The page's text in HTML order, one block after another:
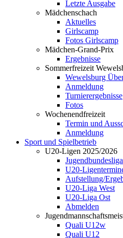
Letzte Ausgabe
Mädchenschach
Aktuelles
Girlscamp
Fotos Girlscamp
Mädchen-Grand-Prix
Ergebnisse
Sommerfreizeit
Wewelsburg
Anmeldung
Turnierergebnisse
Fotos
Wochenendfreizeit
Termin und
Anmeldung
Sport und Spielbetrieb
U20-Ligen 2025/2026
U20-
Aufstellung/
U20-Liga West
U20-Liga Ost
Abmelden
Quali U12w
Quali U12